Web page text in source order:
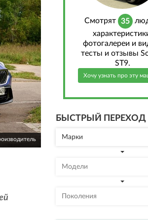
Cмотрят 35
фотогалереи и
тесты и отзывы
ST9.
Хочу узнать про эту
БЫСТРЫЙ ПЕРЕХОД
Марки
Модели
Поколения